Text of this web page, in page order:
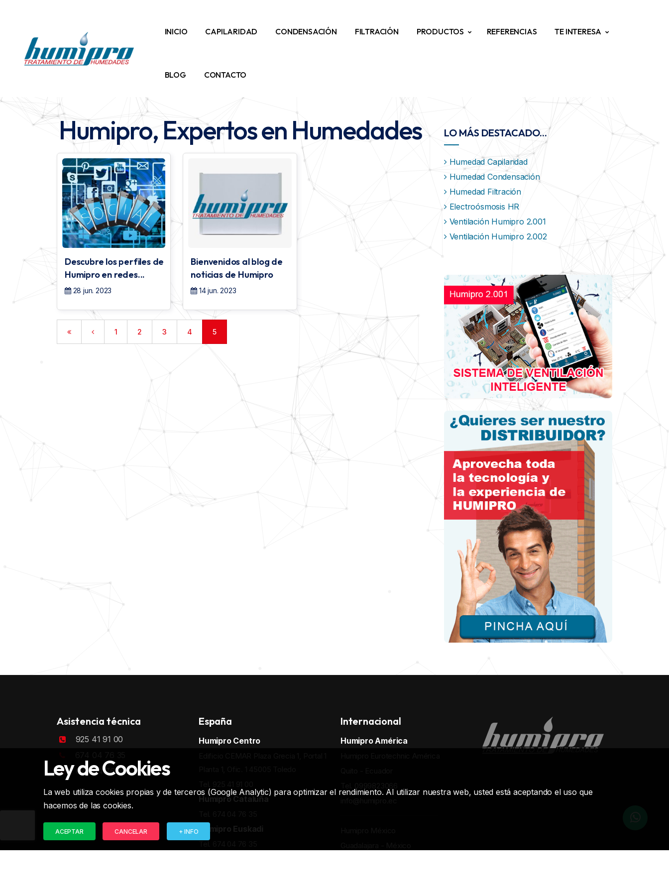
INICIO CAPILARIDAD CONDENSACIÓN FILTRACIÓN PRODUCTOS REFERENCIAS TE INTERESA
BLOG CONTACTO
Humipro, Expertos en Humedades
Descubre los perfiles de
Humipro en redes...
28 jun. 2023
Bienvenidos al blog de
noticias de Humipro
14 jun. 2023
1 2 3 4 5
LO MÁS DESTACADO...
Humedad Capilaridad
Humedad Condensación
Humedad Filtración
Electroósmosis HR
Ventilación Humipro 2.001
Ventilación Humipro 2.002
Asistencia técnica
925 41 91 00
674 04 76 35
España
Humipro Centro
Humipro Cataluña
Humipro Euskadi
Internacional
Humipro América
Ley de Cookies
La web utiliza cookies propias y de terceros (Google Analytic) para optimizar el rendimiento. Al utilizar nuestra web, usted está aceptando el uso que
hacemos de las cookies.
ACEPTAR CANCELAR + INFO